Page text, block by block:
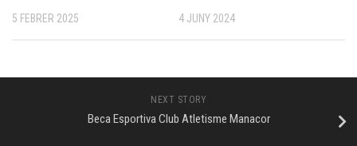
5 FEBRER 2025 4 JUNY 2024
NEXT STORY
Beca Esportiva Club Atletisme Manacor